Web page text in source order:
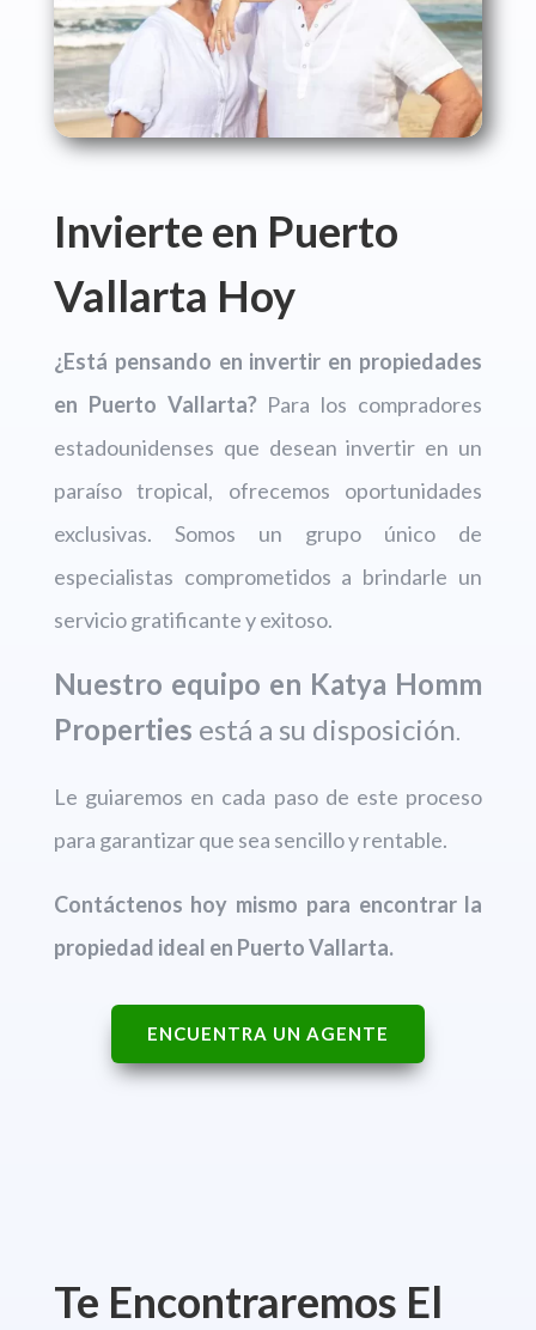
Invierte en Puerto
Vallarta Hoy
¿Está pensando en invertir en propiedades
en Puerto Vallarta?Para los compradores
estadounidenses que desean invertir en un
paraíso tropical, ofrecemos oportunidades
exclusivas. Somos un grupo único de
especialistas comprometidos a brindarle un
servicio gratificante y exitoso.
Nuestro equipo en Katya Homm
Properties está a su disposición.
Le guiaremos en cada paso de este proceso
para garantizar que sea sencillo y rentable.
Contáctenos hoy mismo para encontrar la
propiedad ideal en Puerto Vallarta.
ENCUENTRA UN AGENTE
Te Encontraremos El